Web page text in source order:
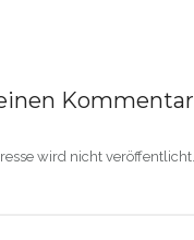
Kommentar
wird nicht veröffentlicht.